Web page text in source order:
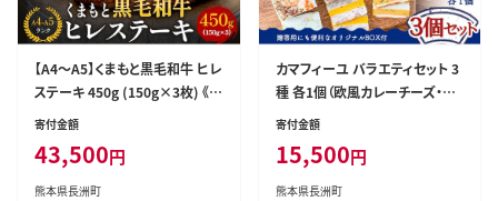
【A4～A5】くまもと黒毛和牛 ヒレ
ステーキ 450g (150g×3枚) 《3
0日以内に出荷予定(土日祝除
和牛 冷凍庫---sn_fesphr_30d
_r7_43500_450g---
寄付金額
43,500円
熊本県長洲町
カマフィーユ バラエティセット 3
種 各1個（欧風カレーチーズ・サ
ラミナッツ・海鮮バジル）《60日
永蒲鉾店 かまぼこ---sn_ctoku
kmfi_60d_r7_15500_3i_ba---
寄付金額
15,500円
熊本県長洲町